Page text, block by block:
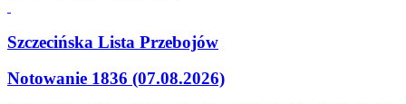
Szczecińska Lista Przebojów
Notowanie 1836 (07.08.2026)